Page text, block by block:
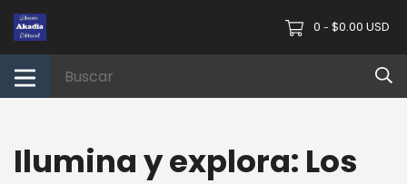
0 - $0.00 USD
Ilumina y explora: Los